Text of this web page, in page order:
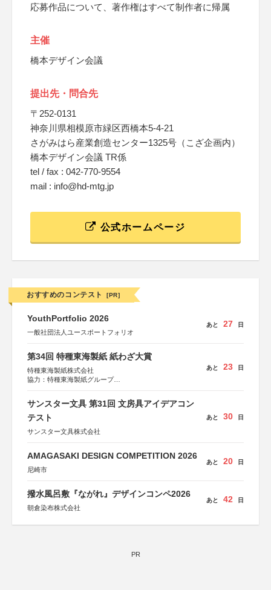
応募作品について、著作権はすべて制作者に帰属
主催
橋本デザイン会議
提出先・問合先
〒252-0131
神奈川県相模原市緑区西橋本5-4-21
さがみはら産業創造センター1325号（こざ企画内）
橋本デザイン会議 TR係
tel / fax : 042-770-9554
mail : info@hd-mtg.jp
公式ホームページ
おすすめのコンテスト [PR]
YouthPortfolio 2026
一般社団法人ユースポートフォリオ
あと 27 日
第34回 特種東海製紙 紙わざ大賞
特種東海製紙株式会社
協力：特種東海製紙グループ
あと 23 日
サンスター文具 第31回 文房具アイデアコン
テスト
サンスター文具株式会社
あと 30 日
AMAGASAKI DESIGN COMPETITION 2026
尼崎市
あと 20 日
撥水風呂敷『ながれ』デザインコンペ2026
朝倉染布株式会社
あと 42 日
PR